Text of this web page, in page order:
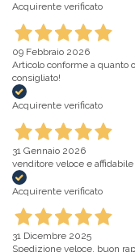
Acquirente verificato
09 Febbraio 2026
Articolo conforme a quanto
consigliato!
Acquirente verificato
31 Gennaio 2026
venditore veloce e
Acquirente verificato
31 Dicembre 2025
Spedizione veloce, buon